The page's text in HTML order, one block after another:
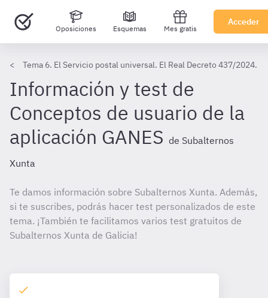
Oposiciones Esquemas Mes gratis
Acceder
Tema 6. El Servicio postal universal. El Real Decreto 437/2024.
Información y test de
Conceptos de usuario de la
aplicación GANES de Subalternos
Xunta
Te damos información sobre Subalternos Xunta. Además,
si te suscribes, podrás hacer test personalizados de este
tema. ¡También te facilitamos varios test gratuitos de
Subalternos Xunta de Galicia!